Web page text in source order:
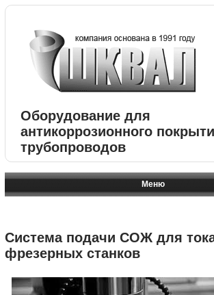
Оборудование для
антикоррозионного
трубопроводов
Меню
Система подачи СОЖ для
фрезерных станков